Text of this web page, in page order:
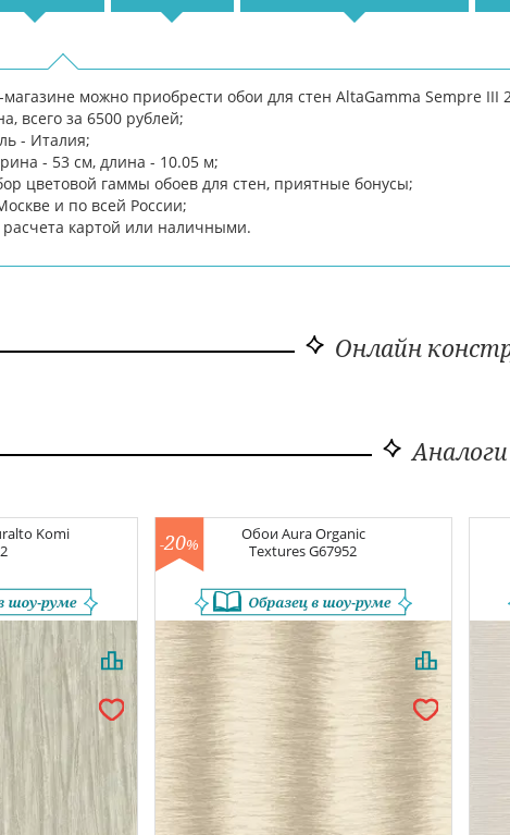
можно приобрести обои для стен AltaGamma Sempre III
всего за 6500 рублей;
- Италия;
- 53 см, длина - 10.05 м;
цветовой гаммы обоев для стен, приятные бонусы;
и по всей России;
расчета картой или наличными.
Онлайн
Аналоги
Komi
ОбоиAura Organic
TexturesG67952
-20%